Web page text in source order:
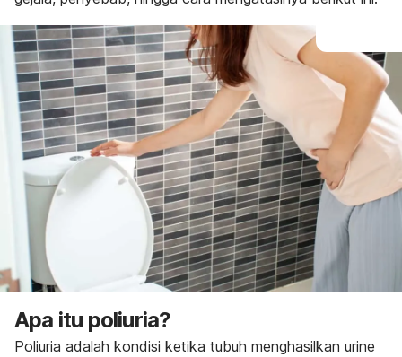
Apa itu poliuria?
Poliuria adalah kondisi ketika tubuh menghasilkan urine